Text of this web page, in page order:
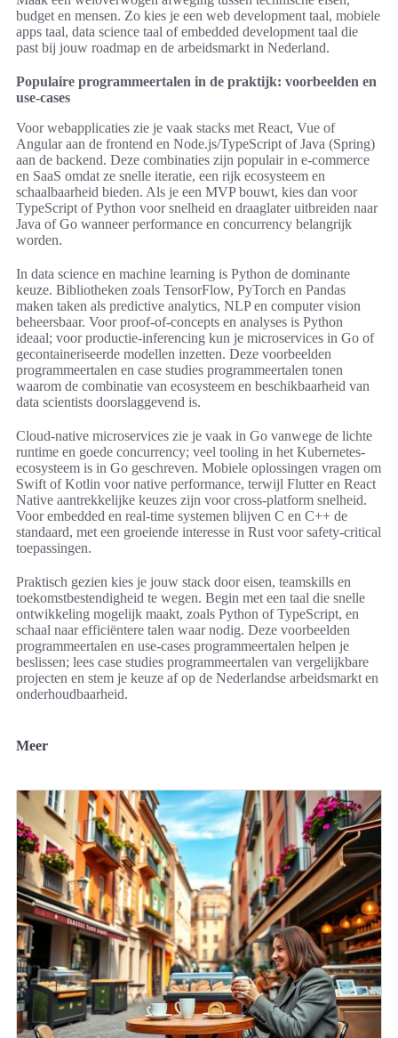
budget en mensen. Zo kies je een web development taal, mobiele
apps taal, data science taal of embedded development taal die
past bij jouw roadmap en de arbeidsmarkt in Nederland.
Populaire programmeertalen in de praktijk: voorbeelden en
use-cases
Voor webapplicaties zie je vaak stacks met React, Vue of
Angular aan de frontend en Node.js/TypeScript of Java (Spring)
aan de backend. Deze combinaties zijn populair in e-commerce
en SaaS omdat ze snelle iteratie, een rijk ecosysteem en
schaalbaarheid bieden. Als je een MVP bouwt, kies dan voor
TypeScript of Python voor snelheid en draaglater uitbreiden naar
Java of Go wanneer performance en concurrency belangrijk
worden.
In data science en machine learning is Python de dominante
keuze. Bibliotheken zoals TensorFlow, PyTorch en Pandas
maken taken als predictive analytics, NLP en computer vision
beheersbaar. Voor proof-of-concepts en analyses is Python
ideaal; voor productie-inferencing kun je microservices in Go of
gecontaineriseerde modellen inzetten. Deze voorbeelden
programmeertalen en case studies programmeertalen tonen
waarom de combinatie van ecosysteem en beschikbaarheid van
data scientists doorslaggevend is.
Cloud-native microservices zie je vaak in Go vanwege de lichte
runtime en goede concurrency; veel tooling in het Kubernetes-
ecosysteem is in Go geschreven. Mobiele oplossingen vragen om
Swift of Kotlin voor native performance, terwijl Flutter en React
Native aantrekkelijke keuzes zijn voor cross-platform snelheid.
Voor embedded en real-time systemen blijven C en C++ de
standaard, met een groeiende interesse in Rust voor safety-critical
toepassingen.
Praktisch gezien kies je jouw stack door eisen, teamskills en
toekomstbestendigheid te wegen. Begin met een taal die snelle
ontwikkeling mogelijk maakt, zoals Python of TypeScript, en
schaal naar efficiëntere talen waar nodig. Deze voorbeelden
programmeertalen en use-cases programmeertalen helpen je
beslissen; lees case studies programmeertalen van vergelijkbare
projecten en stem je keuze af op de Nederlandse arbeidsmarkt en
onderhoudbaarheid.
Meer